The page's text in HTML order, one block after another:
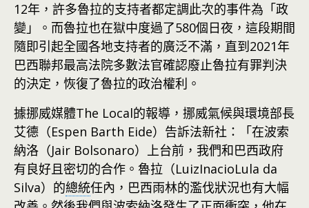
12年，許多魯拉的支持者都定調此次的事件為「政
變」。而魯拉也在獄中度過了580個日夜，這段期間
隨即引起全國各地支持者的廣泛不滿，直到2021年
巴西聯邦最高法院多數法官確認廢止魯拉有罪判決
的決定，恢復了魯拉的政治權利。
據挪威媒體The Local的報導，挪威氣候與環境部長
艾德（Espen Barth Eide）告訴法新社：「在波索
納洛（Jair Bolsonaro）上台前，我們和巴西政府
有良好且密切的合作。魯拉（LuizInacioLula da
Silva）的總統任內，巴西雨林的濫伐狀況也有大幅